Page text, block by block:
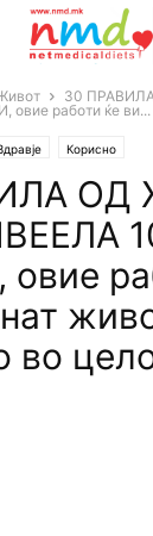
30
работи ќе ви...
Корисно
ОД
во